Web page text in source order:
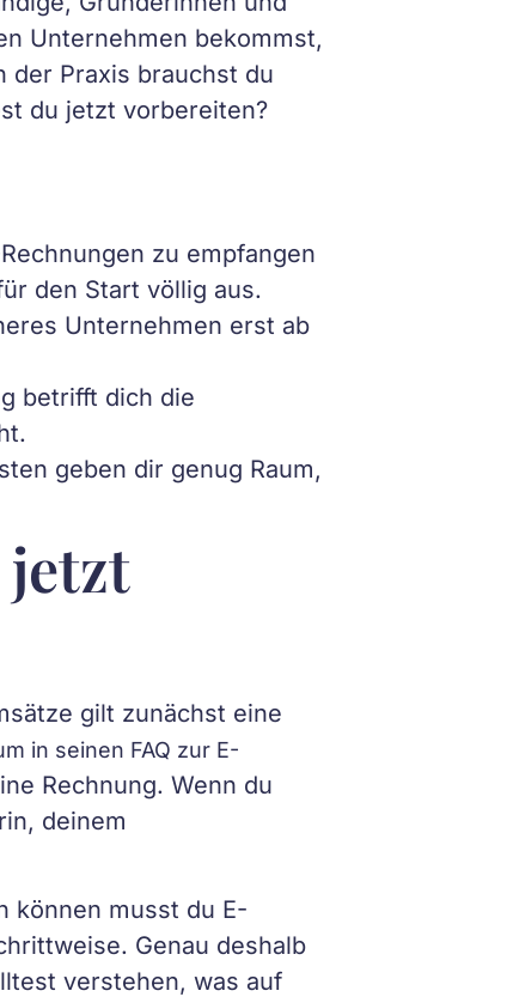
Unternehmen bekommst,
der Praxis brauchst du
du jetzt vorbereiten?
zu empfangen
den Start völlig aus.
Unternehmen erst ab
betrifft dich die
geben dir genug Raum,
jetzt
gilt zunächst eine
in seinen FAQ zur E-
Rechnung. Wenn du
deinem
können musst du E-
Genau deshalb
verstehen, was auf